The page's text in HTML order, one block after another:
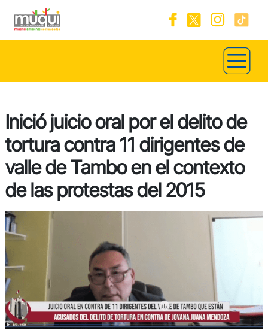
Inició juicio oral por el delito de
tortura contra 11 dirigentes de
valle de Tambo en el contexto
de las protestas del 2015